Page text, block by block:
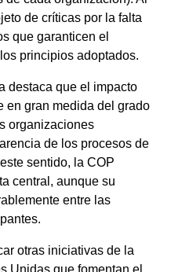
de críticas por la falta
que garanticen el
principios adoptados.
destaca que el impacto
en gran medida del grado
organizaciones
de los procesos de
sentido, la COP
central, aunque su
entre las
otras iniciativas de la